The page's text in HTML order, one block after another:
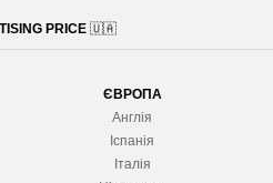
PRICE 🇺🇦
ЄВРОПА
Англія
Іспанія
Італія